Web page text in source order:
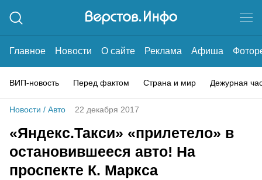
Главное Новости О сайте Реклама Афиша
ВИП-новость Перед фактом Страна и мир Дежурная
Новости / Авто 22 декабря 2017
«Яндекс.Такси» «прилетело» в
остановившееся авто! На
проспекте К. Маркса